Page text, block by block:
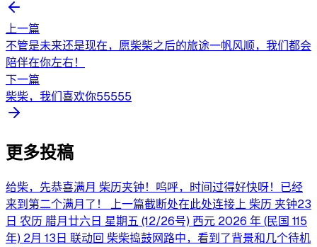
上一篇
不管是未来还是现在，愿柴柴之后的旅途一帆风顺，我们都会
陪伴在你左右！
下一篇
柴柴，我们喜欢你55555
更多投稿
给柴，先恭喜满月 柴历夹钟！呜呼，时间过得好快呀！已经
来到第二个满月了！ 上一篇截断处在此处连接上 柴历 夹钟23
日 农历 腊月廿六日 星期五 (12/26号) 西元 2026 年 (民国 115
年) 2月 13日 联动回 柴柴捣鼓网路中，看到了背景和几个待机